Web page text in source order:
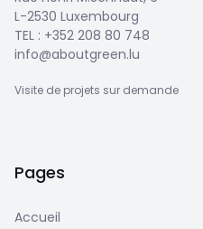
L-2530 Luxembourg
TEL : +352 208 80 748
info@aboutgreen.lu
Visite de projets sur demande
Pages
Accueil